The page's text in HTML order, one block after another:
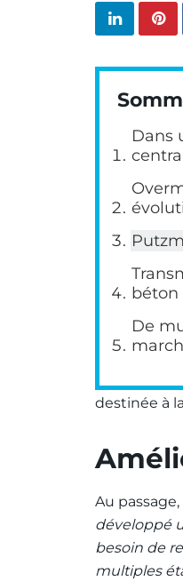
Dans
béton
De
destinée à
Au
développé
besoin de
multiples